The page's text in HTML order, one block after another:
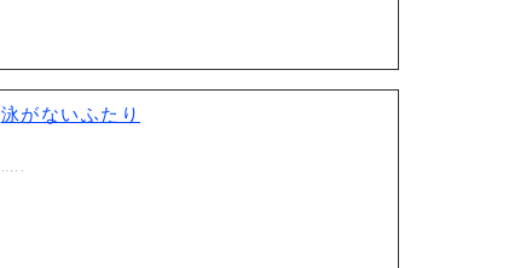
泳がないふたり
…..